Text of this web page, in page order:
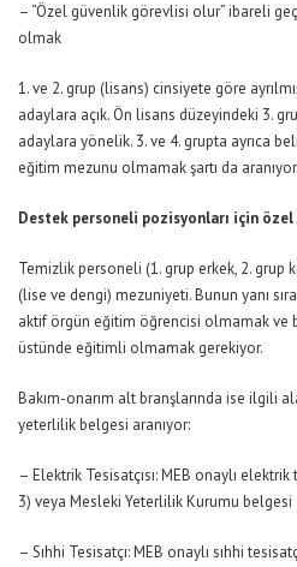
– “Özel güvenlik görevlisi olur” ibareli
olmak
1. ve 2. grup (lisans) cinsiyete göre
adaylara açık. Ön lisans düzeyindeki 3.
adaylara yönelik. 3. ve 4. grupta ayrıca
eğitim mezunu olmamak şartı da aranıyor.
Destek personeli pozisyonları için
Temizlik personeli (1. grup erkek, 2. grup
(lise ve dengi) mezuniyeti. Bunun yanı
aktif örgün eğitim öğrencisi olmamak ve
üstünde eğitimli olmamak gerekiyor.
Bakım-onarım alt branşlarında ise ilgili
yeterlilik belgesi aranıyor:
– Elektrik Tesisatçısı: MEB onaylı elektrik
3) veya Mesleki Yeterlilik Kurumu belgesi
– Sıhhi Tesisatçı: MEB onaylı sıhhi